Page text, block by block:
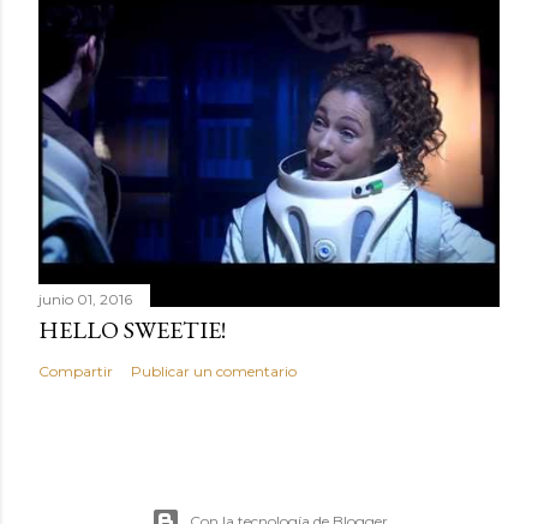
junio 01, 2016
HELLO SWEETIE!
Compartir Publicar un comentario